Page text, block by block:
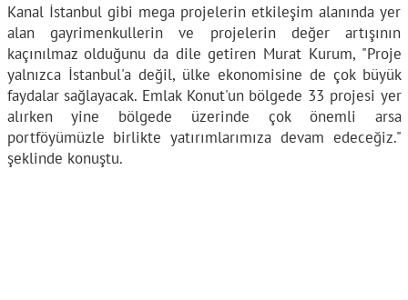
Kanal İstanbul gibi mega projelerin etkileşim alanında yer
alan gayrimenkullerin ve projelerin değer artışının
kaçınılmaz olduğunu da dile getiren Murat Kurum, "Proje
yalnızca İstanbul'a değil, ülke ekonomisine de çok büyük
faydalar sağlayacak. Emlak Konut'un bölgede 33 projesi yer
alırken yine bölgede üzerinde çok önemli arsa
portföyümüzle birlikte yatırımlarımıza devam edeceğiz."
şeklinde konuştu.